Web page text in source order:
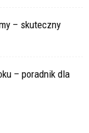
– skuteczny
– poradnik dla